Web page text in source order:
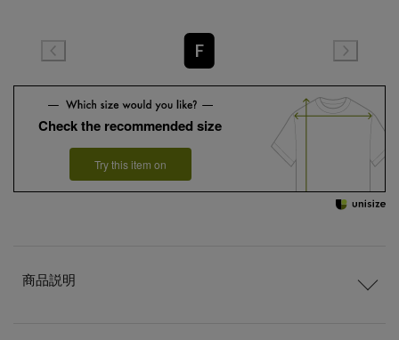
F
Check the recommended size
Try this item on
商品説明